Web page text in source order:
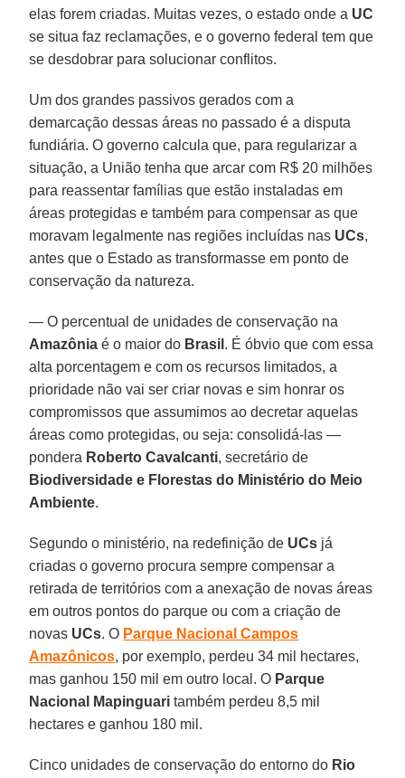
elas forem criadas. Muitas vezes, o estado onde a UC
se situa faz reclamações, e o governo federal tem que
se desdobrar para solucionar conflitos.
Um dos grandes passivos gerados com a
demarcação dessas áreas no passado é a disputa
fundiária. O governo calcula que, para regularizar a
situação, a União tenha que arcar com R$ 20 milhões
para reassentar famílias que estão instaladas em
áreas protegidas e também para compensar as que
moravam legalmente nas regiões incluídas nas UCs,
antes que o Estado as transformasse em ponto de
conservação da natureza.
— O percentual de unidades de conservação na
Amazônia é o maior do Brasil . É óbvio que com essa
alta porcentagem e com os recursos limitados, a
prioridade não vai ser criar novas e sim honrar os
compromissos que assumimos ao decretar aquelas
áreas como protegidas, ou seja: consolidá-las —
pondera Roberto Cavalcanti, secretário de
Biodiversidade e Florestas do Ministério do Meio
Ambiente.
Segundo o ministério, na redefinição de UCs já
criadas o governo procura sempre compensar a
retirada de territórios com a anexação de novas áreas
em outros pontos do parque ou com a criação de
novas UCs. O Parque Nacional Campos
Amazônicos, por exemplo, perdeu 34 mil hectares,
mas ganhou 150 mil em outro local. O Parque
Nacional Mapinguari também perdeu 8,5 mil
hectares e ganhou 180 mil.
Cinco unidades de conservação do entorno do Rio